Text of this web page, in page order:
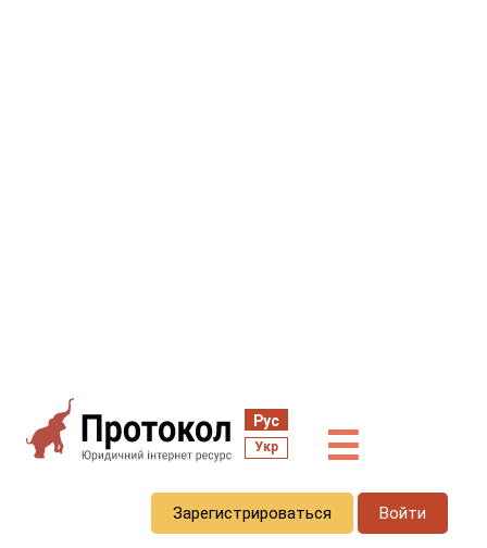
Рус
Укр ☰
Зарегистрироваться Войти